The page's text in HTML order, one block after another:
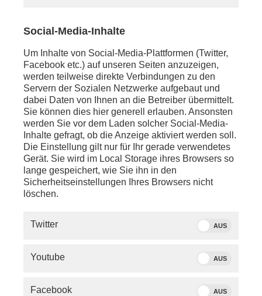
SERVICE
Social-Media-Inhalte
Um Inhalte von Social-Media-Plattformen (Twitter,
Facebook etc.) auf unseren Seiten anzuzeigen,
werden teilweise direkte Verbindungen zu den
Servern der Sozialen Netzwerke aufgebaut und
dabei Daten von Ihnen an die Betreiber übermittelt.
Sie können dies hier generell erlauben. Ansonsten
werden Sie vor dem Laden solcher Social-Media-
Inhalte gefragt, ob die Anzeige aktiviert werden soll.
Die Einstellung gilt nur für Ihr gerade verwendetes
Gerät. Sie wird im Local Storage ihres Browsers so
lange gespeichert, wie Sie ihn in den
Sicherheitseinstellungen Ihres Browsers nicht
löschen.
Twitter AUS
Youtube AUS
Facebook AUS